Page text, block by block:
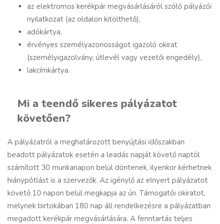
az elektromos kerékpár megvásárlásáról szóló pályázói
nyilatkozat (az oldalon kitölthető),
adókártya,
érvényes személyazonosságot igazoló okirat
(személyigazolvány, útlevél vagy vezetői engedély),
lakcímkártya.
Mi a teendő sikeres pályázatot
követően?
A pályázatról a meghatározott benyújtási időszakban
beadott pályázatok esetén a leadás napját követő naptól
számított 30 munkanapon belül döntenek, ilyenkor kérhetnek
hiánypótlást is a szervezők. Az igénylő az elnyert pályázatot
követő 10 napon belül megkapja az ún. Támogatói okiratot,
melynek birtokában 180 nap áll rendelkezésre a pályázatban
megadott kerékpár megvásárlására. A fenntartás teljes